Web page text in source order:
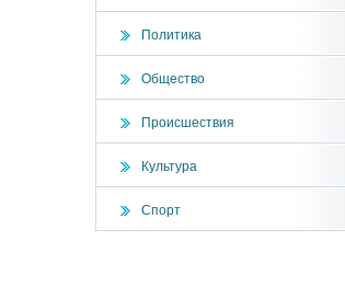
Политика
Общество
Происшествия
Культура
Спорт